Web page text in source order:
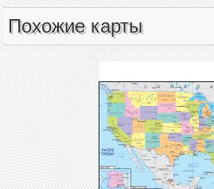
Похожие карты